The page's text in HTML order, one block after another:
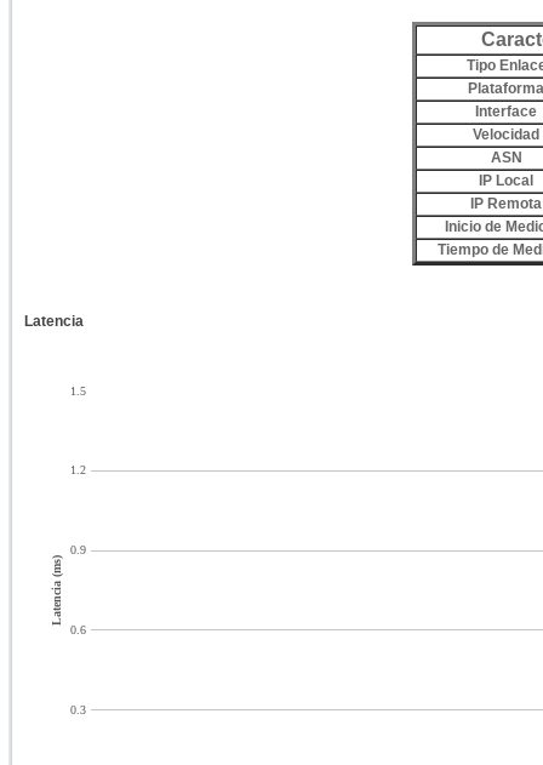
Tipo
Plataforma
Interface
Velocidad
ASN
IP Local
IP Remota
Inicio de
Tiempo de
Latencia
0.3
0.6
0.9
1.2
1.5
Latencia (ms)